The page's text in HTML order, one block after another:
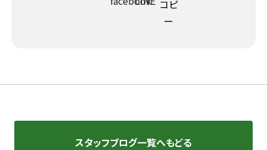
スタッフブログ一覧へもどる